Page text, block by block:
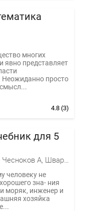
многих
явно представляет
Неожиданно просто
4.8(3)
для 5
Виленкин Н, Жохов В, Чесноков А, Шварцбурд С
человеку не
зна- ния
моряк, инженер и
хозяйка